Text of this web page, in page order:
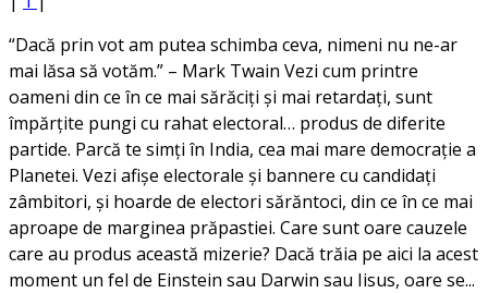
“Dacă prin vot am putea schimba ceva, nimeni nu ne-ar
mai lăsa să votăm.” – Mark Twain Vezi cum printre
oameni din ce în ce mai sărăciți și mai retardați, sunt
împărțite pungi cu rahat electoral… produs de diferite
partide. Parcă te simți în India, cea mai mare democrație a
Planetei. Vezi afișe electorale și bannere cu candidați
zâmbitori, și hoarde de electori sărăntoci, din ce în ce mai
aproape de marginea prăpastiei. Care sunt oare cauzele
care au produs această mizerie? Dacă trăia pe aici la acest
moment un fel de Einstein sau Darwin sau Iisus, oare se...